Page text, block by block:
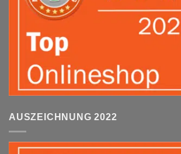
AUSZEICHNUNG 2022